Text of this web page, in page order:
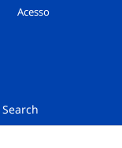
Search
Acesso